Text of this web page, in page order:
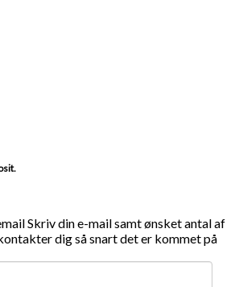
Skriv din e-mail samt ønsket antal af
dig så snart det er kommet på